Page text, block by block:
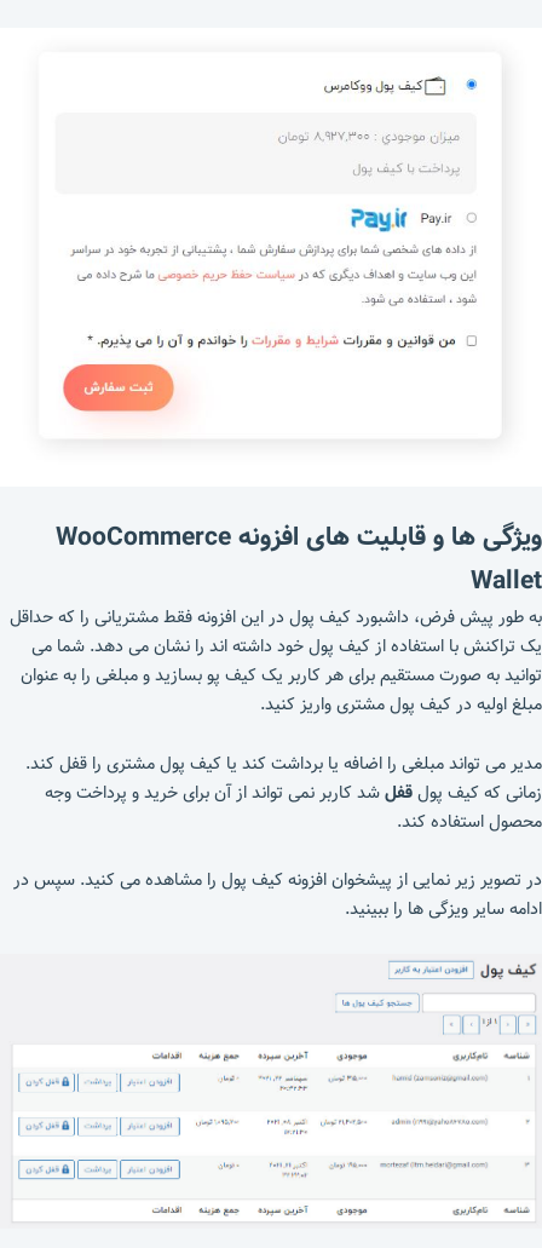
ویژگی ها و قابلیت های افزونه WooCommerce
Wallet
به طور پیش فرض، داشبورد کیف پول در این افزونه فقط مشتریانی را که حداقل
یک تراکنش با استفاده از کیف پول خود داشته اند را نشان می دهد. شما می
توانید به صورت مستقیم برای هر کاربر یک کیف پو بسازید و مبلغی را به عنوان
مبلغ اولیه در کیف پول مشتری واریز کنید.
مدیر می تواند مبلغی را اضافه یا برداشت کند یا کیف پول مشتری را قفل کند.
زمانی که کیف پولقفلشد کاربر نمی تواند از آن برای خرید و پرداخت وجه
محصول استفاده کند.
در تصویر زیر نمایی از پیشخوان افزونه کیف پول را مشاهده می کنید. سپس در
ادامه سایر ویزگی ها را ببینید.